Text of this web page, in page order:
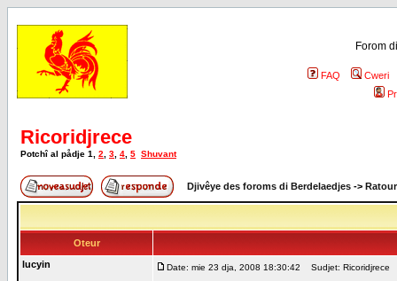
Forom
FAQ
Cweri
Ricoridjrece
Potchî al pådje 1 2 3 4 5 Shuvant
Djivêye des foroms di Berdelaedjes ->
Oteur
lucyin
Date: mie 23 dja, 2008 18:30:42 Sudjet: Ricoridjrece